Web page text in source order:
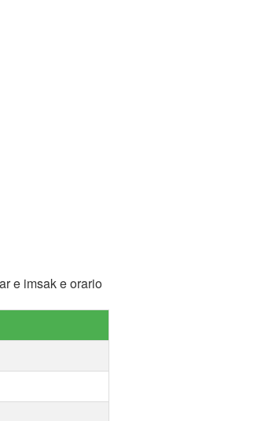
e imsak e orario